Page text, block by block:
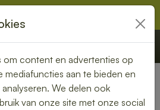
Offerte Bestellen
om content en advertenties op
mediafuncties aan te bieden en
We delen ook
van onze site met onze social